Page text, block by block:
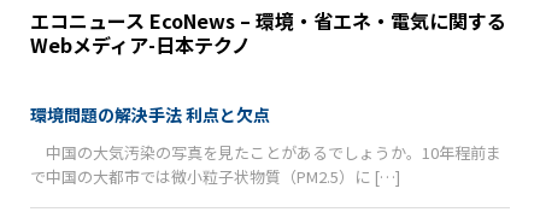
エコニュース EcoNews – 環境・省エネ・電気に関する
Webメディア-日本テクノ
環境問題の解決手法 利点と欠点
中国の大気汚染の写真を見たことがあるでしょうか。10年程前ま
で中国の大都市では微小粒子状物質（PM2.5）に […]